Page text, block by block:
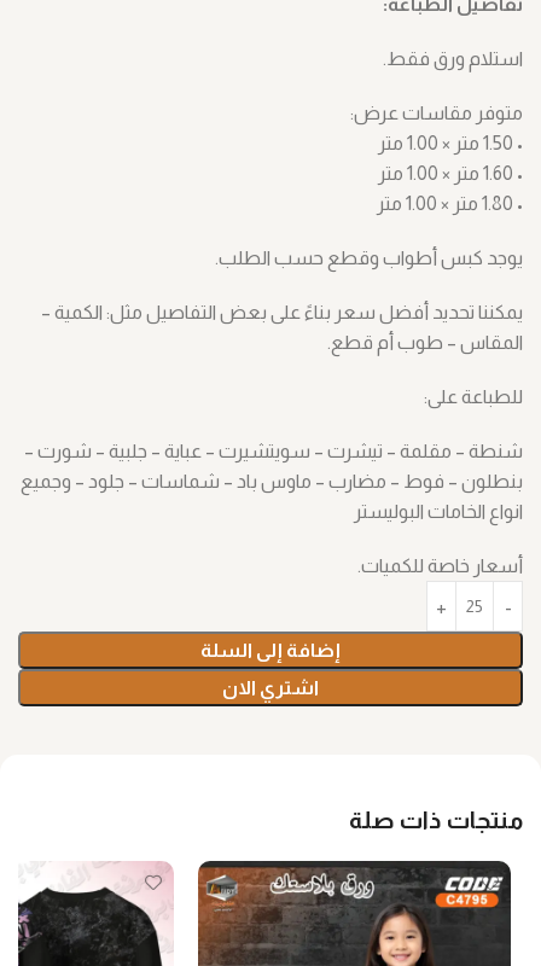
تفاصيل الطباعة:
استلام ورق فقط.
متوفر مقاسات عرض:
• 1.50 متر × 1.00 متر
• 1.60 متر × 1.00 متر
• 1.80 متر × 1.00 متر
يوجد كبس أطواب وقطع حسب الطلب.
يمكننا تحديد أفضل سعر بناءً على بعض التفاصيل مثل: الكمية –
المقاس – طوب أم قطع.
للطباعة على:
شنطة – مقلمة – تيشرت – سويتشيرت – عباية – جلبية – شورت –
بنطلون – فوط – مضارب – ماوس باد – شماسات – جلود – وجميع
انواع الخامات البوليستر
أسعار خاصة للكميات.
إضافة إلى السلة
اشتري الان
منتجات ذات صلة